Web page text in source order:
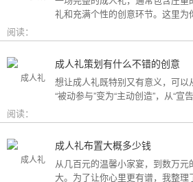
礼和充满个性的创意环节。这里
阅读：
成人礼策划有什么不错的创意
想让成人礼既特别又有意义，可
“被动参与”变为“主动创造”，从“宣
阅读：
成人礼布置大概多少钱
从几百元的温馨小家宴，到数万
大。为了让你心里更有谱，我整